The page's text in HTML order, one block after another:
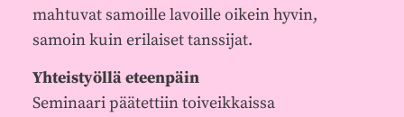
mahtuvat samoille lavoille oikein hyvin,
samoin kuin erilaiset tanssijat.
Yhteistyöllä eteenpäin
Seminaari päätettiin toiveikkaissa